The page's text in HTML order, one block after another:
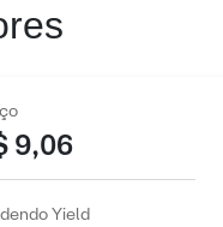
9,06
Yield